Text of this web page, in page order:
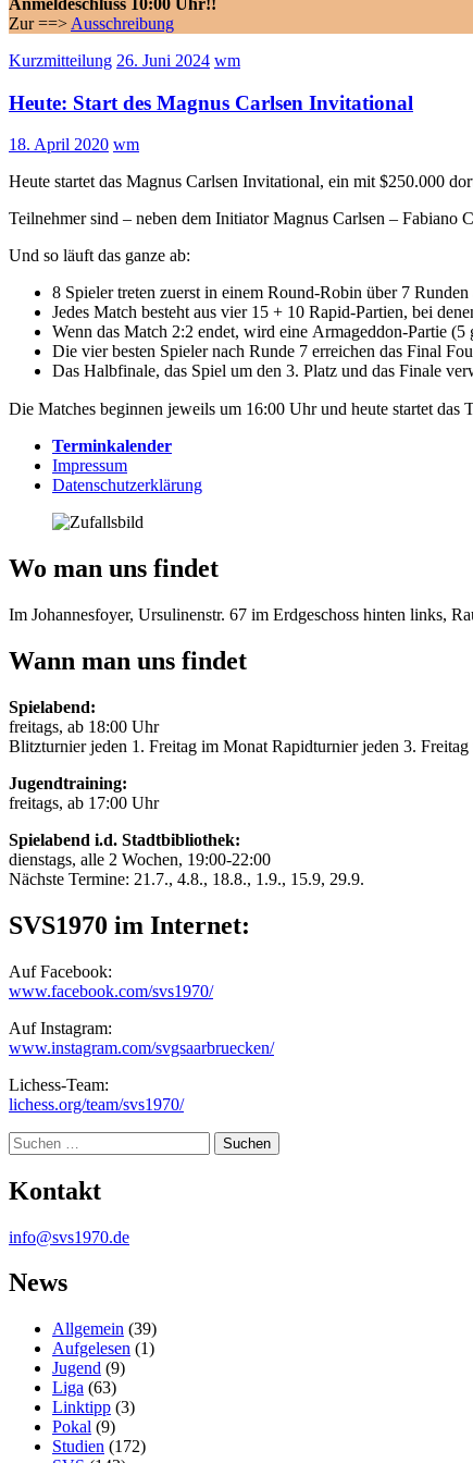
Zur ==> Ausschreibung
Kurzmitteilung 26. Juni 2024 wm
Heute: Start des Magnus Carlsen Invitational
18. April 2020 wm
Heute startet das Magnus Carlsen Invitational, ein mit $250.000
Teilnehmer sind – neben dem Initiator Magnus Carlsen –
Und so läuft das ganze ab:
8 Spieler treten zuerst in einem Round-Robin über 7 Runden
Jedes Match besteht aus vier 15 + 10 Rapid-Partien, bei
Wenn das Match 2:2 endet, wird eine Armageddon-Partie
Die vier besten Spieler nach Runde 7 erreichen das Final
Das Halbfinale, das Spiel um den 3. Platz und das Finale
Die Matches beginnen jeweils um 16:00 Uhr und heute startet
Terminkalender
Impressum
Datenschutzerklärung
Wo man uns findet
Im Johannesfoyer, Ursulinenstr. 67 im Erdgeschoss hinten links,
Wann man uns findet
Spielabend:
freitags, ab 18:00 Uhr
Blitzturnier jeden 1. Freitag im Monat Rapidturnier jeden 3.
Jugendtraining:
freitags, ab 17:00 Uhr
Spielabend i.d. Stadtbibliothek:
dienstags, alle 2 Wochen, 19:00-22:00
Nächste Termine: 21.7., 4.8., 18.8., 1.9., 15.9, 29.9.
SVS1970 im Internet:
Auf Facebook:
www.facebook.com/svs1970/
Auf Instagram:
www.instagram.com/svgsaarbruecken/
Lichess-Team:
lichess.org/team/svs1970/
Suche
Kontakt
info@svs1970.de
News
Allgemein (39)
Aufgelesen (1)
Jugend (9)
Liga (63)
Linktipp (3)
Pokal (9)
Studien (172)